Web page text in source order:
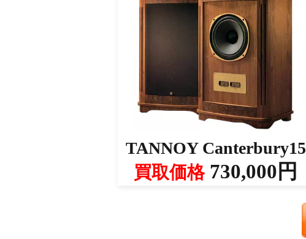
TANNOY Canterbury15
買取価格730,000円